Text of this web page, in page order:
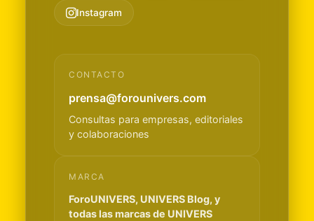
Instagram
CONTACTO
prensa@forounivers.com
Consultas para empresas, editoriales
y colaboraciones
MARCA
ForoUNIVERS, UNIVERS Blog, y
todas las marcas de UNIVERS